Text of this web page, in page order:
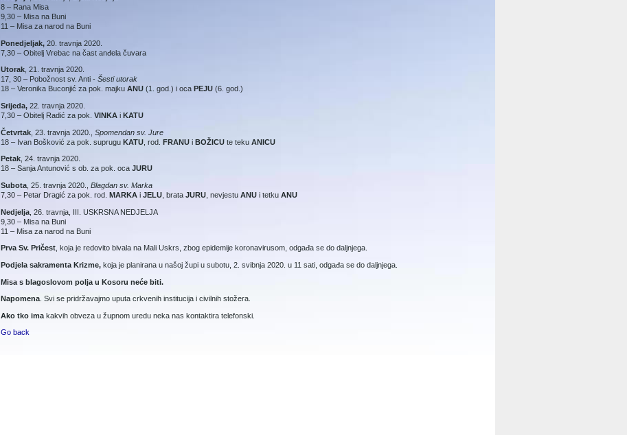
8 – Rana Misa
9,30 – Misa na Buni
11 – Misa za narod na Buni
Ponedjeljak, 20. travnja 2020.
7,30 – Obitelj Vrebac na čast anđela čuvara
Utorak , 21. travnja 2020.
17, 30 – Pobožnost sv. Anti - Šesti utorak
18 – Veronika Buconjić za pok. majku ANU (1. god.) i oca PEJU (6. god.)
Srijeda, 22. travnja 2020.
7,30 – Obitelj Radić za pok. VINKA i KATU
Četvrtak , 23. travnja 2020., Spomendan sv. Jure
18 – Ivan Bošković za pok. suprugu KATU , rod. FRANU i BOŽICU te teku ANICU
Petak , 24. travnja 2020.
18 – Sanja Antunović s ob. za pok. oca JURU
Subota , 25. travnja 2020., Blagdan sv. Marka
7,30 – Petar Dragić za pok. rod. MARKA i JELU , brata JURU , nevjestu ANU i tetku ANU
Nedjelja , 26. travnja, III. USKRSNA NEDJELJA
9,30 – Misa na Buni
11 – Misa za narod na Buni
Prva Sv. Pričest , koja je redovito bivala na Mali Uskrs, zbog epidemije koronavirusom, odgađa se do daljnjega.
Podjela sakramenta Krizme, koja je planirana u našoj župi u subotu, 2. svibnja 2020. u 11 sati, odgađa se do daljnjega.
Misa s blagoslovom polja u Kosoru neće biti.
Napomena . Svi se pridržavajmo uputa crkvenih institucija i civilnih stožera.
Ako tko ima kakvih obveza u župnom uredu neka nas kontaktira telefonski.
Go back